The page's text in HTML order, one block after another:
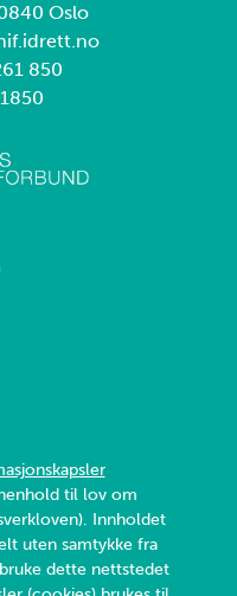
Oslo
850
til lov om
Innholdet
uten samtykke fra
dette nettstedet